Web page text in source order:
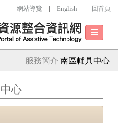
跳到主要內
網站導覽 | English | 回首頁
導
列
服務簡介 南區輔具中心
心